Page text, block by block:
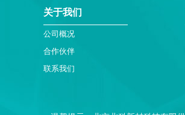
关于我们
公司概况
合作伙伴
联系我们